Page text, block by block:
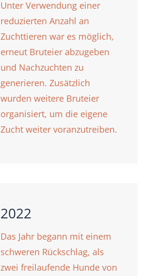
Unter Verwendung einer
reduzierten Anzahl an
Zuchttieren war es möglich,
erneut Bruteier abzugeben
und Nachzuchten zu
generieren. Zusätzlich
wurden weitere Bruteier
organisiert, um die eigene
Zucht weiter voranzutreiben.
2022
Das Jahr begann mit einem
schweren Rückschlag, als
zwei freilaufende Hunde von